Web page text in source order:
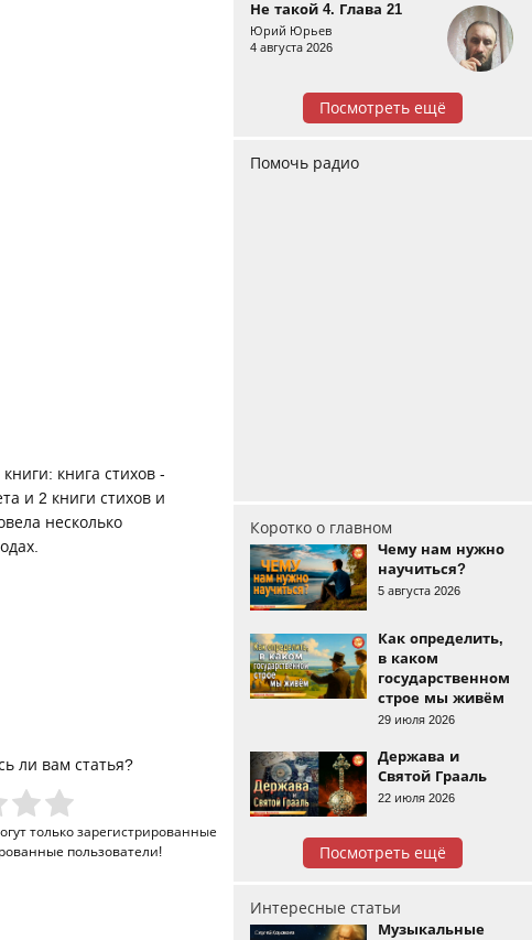
книга стихов -
и 2 книги стихов и
несколько
ли вам статья?
толькозарегистрированные
пользователи!
Не такой 4. Глава 21
Юрий Юрьев
4 августа 2026
Посмотреть ещё
Помочь радио
Коротко о главном
Чему нам нужно
научиться?
5 августа 2026
Как определить,
в каком
государственном
строе мы живём
29 июля 2026
Держава и
Святой Грааль
22 июля 2026
Посмотреть ещё
Интересные статьи
Музыкальные